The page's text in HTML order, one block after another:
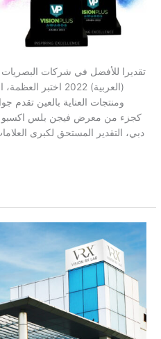
تقديرا للأفضل في شركات
(العربية) 2022
ومنتجات العناية بالعين تقدم
دبي، التقدير المستحق لكبرى